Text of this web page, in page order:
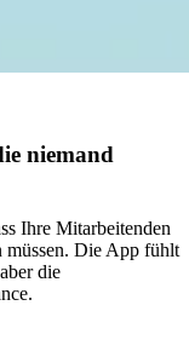
niemand
Ihre Mitarbeitenden
müssen. Die App fühlt
die